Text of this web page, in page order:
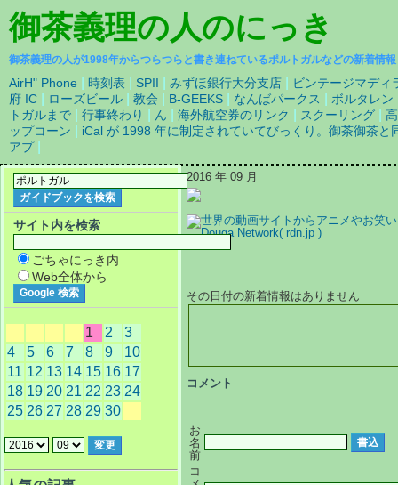
御茶義理の人のにっき
御茶義理の人が1998年からつらつらと書き連ねているポルトガルなどの新着情報
AirH" Phone 時刻表 SPII みずほ銀行大分支店
ビンテージマディ
府 IC
ローズビール 教会 B-GEEKS なんばパークス ボルタレン
トガルまで 行事終わり ん 海外航空券のリンク スクーリング
ップコーン
iCal が 1998 年に制定されていてびっくり。御茶御茶と
アプ
2016 年 09 月
その日付の新着情報はありません
コメント
お
名
前
コ
サイト内を検索
ごちゃにっき内
Web全体から
1 2
3
4
5 6 7 8 9
10
11 12 13 14 15 16 17
18 19 20 21 22 23 24
25 26 27 28 29 30